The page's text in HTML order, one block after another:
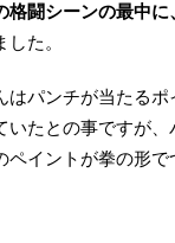
格闘シーンの最中
た。
はパンチが当たる
いたとの事ですが
イントが拳の形で